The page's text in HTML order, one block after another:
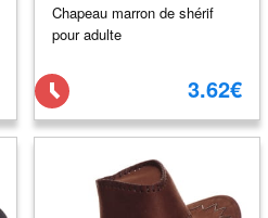
Chapeau marron de shérif
pour adulte
3.62€